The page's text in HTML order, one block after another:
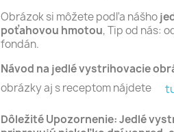
Obrázok si môžete podľa nášho
poťahovou hmotou, Tip od nás:
fondán.
Návod na jedlé vystrihovacie
obrázky aj s receptom nájdete
Dôležité Upozornenie: Jedlé